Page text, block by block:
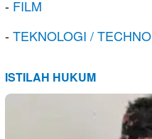
- FILM
-TEKNOLOGI / TECHNO
ISTILAH HUKUM